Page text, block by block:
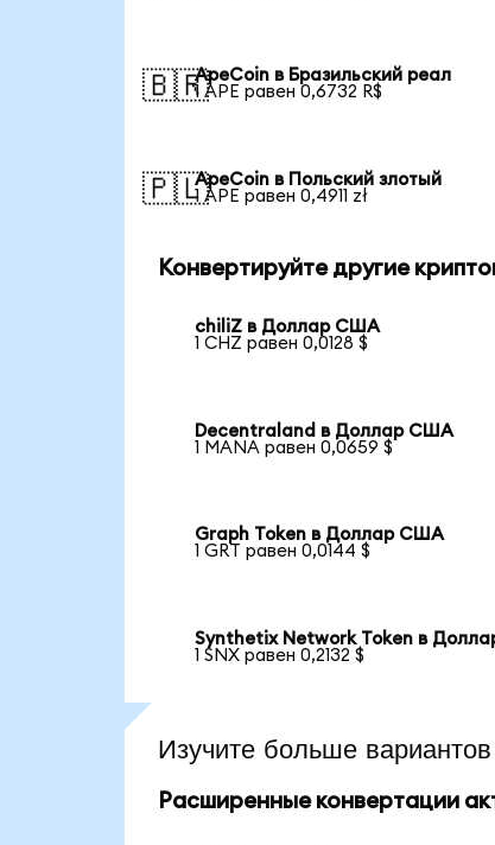
🇧🇷ApeCoin в Бразильский реал
1 APE равен 0,6732 R$
🇵🇱ApeCoin в Польский злотый
1 APE равен 0,4911 zł
Конвертируйте другие
chiliZ в Доллар США
1 CHZ равен 0,0128 $
Decentraland в Доллар США
1 MANA равен 0,0659 $
Graph Token в Доллар США
1 GRT равен 0,0144 $
Synthetix Network Token в
1 SNX равен 0,2132 $
Изучите больше
Расширенные конвертации